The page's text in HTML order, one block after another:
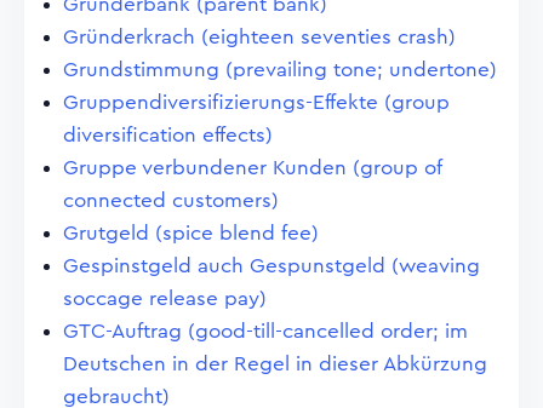
Gründerbank (parent bank)
Gründerkrach (eighteen seventies crash)
Grundstimmung (prevailing tone; undertone)
Gruppendiversifizierungs-Effekte (group
diversification effects)
Gruppe verbundener Kunden (group of
connected customers)
Grutgeld (spice blend fee)
Gespinstgeld auch Gespunstgeld (weaving
soccage release pay)
GTC-Auftrag (good-till-cancelled order; im
Deutschen in der Regel in dieser Abkürzung
gebraucht)